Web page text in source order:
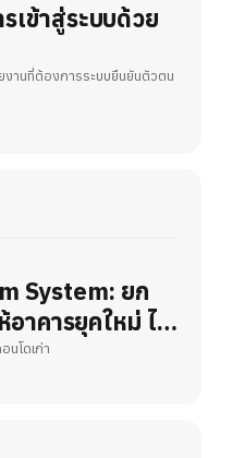
เข้าสู่ระบบด้วย
านที่ต้องการระบบยืนยันตัวตน
System: ยก
าคารยุคใหม่ ไร้
าย
นโดเก่า